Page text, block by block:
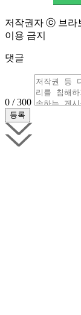
저작권자 ⓒ 브라
이용 금지
댓글
0 / 300